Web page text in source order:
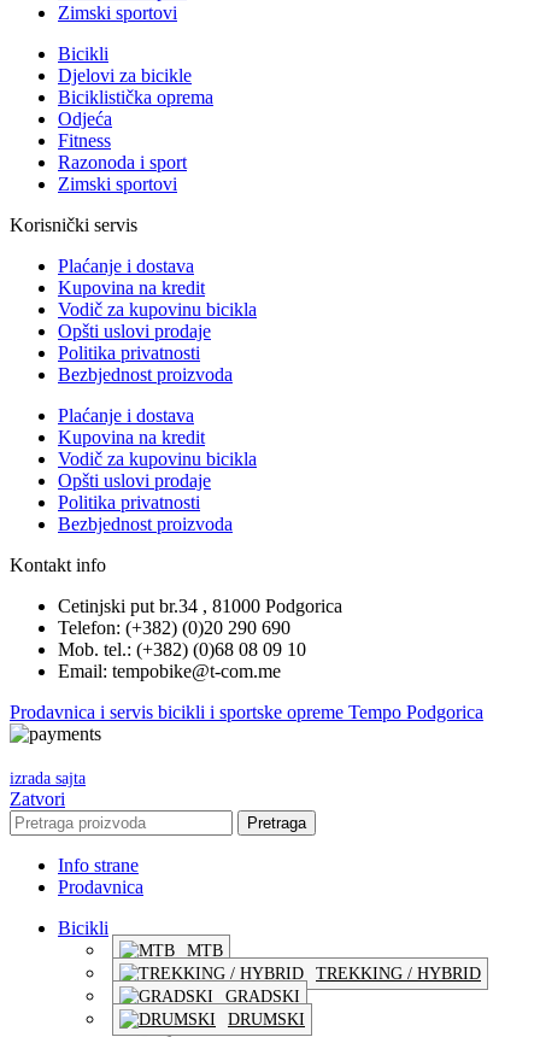
Zimski sportovi
Bicikli
Djelovi za bicikle
Biciklistička oprema
Odjeća
Fitness
Razonoda i sport
Zimski sportovi
Korisnički servis
Plaćanje i dostava
Kupovina na kredit
Vodič za kupovinu bicikla
Opšti uslovi prodaje
Politika privatnosti
Bezbjednost proizvoda
Plaćanje i dostava
Kupovina na kredit
Vodič za kupovinu bicikla
Opšti uslovi prodaje
Politika privatnosti
Bezbjednost proizvoda
Kontakt info
Cetinjski put br.34 , 81000 Podgorica
Telefon: (+382) (0)20 290 690
Mob. tel.: (+382) (0)68 08 09 10
Email: tempobike@t-com.me
Prodavnica i servis bicikli i sportske opreme Tempo Podgorica
izrada sajta
Zatvori
Pretraga
Info strane
Prodavnica
Bicikli
MTB
TREKKING / HYBRID
GRADSKI
DRUMSKI